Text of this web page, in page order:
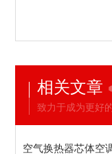
相关文章
致力于成为更好
空气换热器芯体空